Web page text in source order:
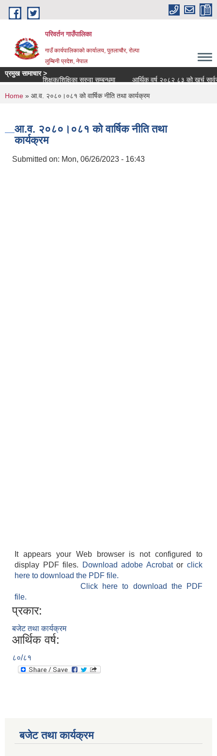
Skip to main content
परिवर्तन गाउँपालिका
गाउँ कार्यपालिकाको कार्यालय, पुतलाचौर, रोल्पा
लुम्बिनी प्रदेश, नेपाल
प्रमुख सामाचार >
शिक्षक/शिक्षिका सरुवा सम्बन्धमा
आर्थिक वर्ष २०८२ ८३ को खर्च सार्वजनिक
You are here
Home » आ.व. २०८०।०८१ को वार्षिक नीति तथा कार्यक्रम
आ.व. २०८०।०८१ को वार्षिक नीति तथा
कार्यक्रम
Submitted on: Mon, 06/26/2023 - 16:43
It appears your Web browser is not configured to
display PDF files.
Download adobe Acrobatorclick
here to download the PDF file.
Click here to download the PDF
file.
प्रकार:
बजेट तथा कार्यक्रम
आर्थिक वर्ष:
८०/८१
बजेट तथा कार्यक्रम